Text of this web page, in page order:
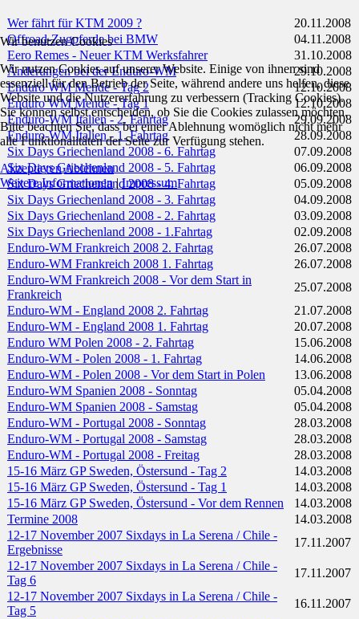
Wer fährt für KTM 2009 ?
20.11.2008
Offroad-Zugpferde bei BMW
04.11.2008
Eero Remes - Neuer KTM Werksfahrer
31.10.2008
Änderungen bei der Enduro-WM
29.10.2008
Enduro WM Mende - Tag 2
12.10.2008
Enduro WM Mende - Tag 1
12.10.2008
Enduro-WM Italien - 2. Fahrtag
29.09.2008
Enduro-WM Italien - 1. Fahrtag
28.09.2008
Six Days Griechenland 2008 - 6. Fahrtag
07.09.2008
Six Days Griechenland 2008 - 5. Fahrtag
06.09.2008
Six Days Griechenland 2008 - 4. Fahrtag
05.09.2008
Six Days Griechenland 2008 - 3. Fahrtag
04.09.2008
Six Days Griechenland 2008 - 2. Fahrtag
03.09.2008
Six Days Griechenland 2008 - 1.Fahrtag
02.09.2008
Enduro-WM Frankreich 2008 2. Fahrtag
26.07.2008
Enduro-WM Frankreich 2008 1. Fahrtag
26.07.2008
Enduro-WM Frankreich 2008 - Vor dem Start in
Frankreich
25.07.2008
Enduro-WM - England 2008 2. Fahrtag
21.07.2008
Enduro-WM - England 2008 1. Fahrtag
20.07.2008
Enduro WM Polen 2008 - 2. Fahrtag
15.06.2008
Enduro-WM - Polen 2008 - 1. Fahrtag
14.06.2008
Enduro-WM - Polen 2008 - Vor dem Start in Polen
13.06.2008
Enduro-WM Spanien 2008 - Sonntag
05.04.2008
Enduro-WM Spanien 2008 - Samstag
05.04.2008
Enduro-WM - Portugal 2008 - Sonntag
28.03.2008
Enduro-WM - Portugal 2008 - Samstag
28.03.2008
Enduro-WM - Portugal 2008 - Freitag
28.03.2008
15-16 März GP Sweden, Östersund - Tag 2
14.03.2008
15-16 März GP Sweden, Östersund - Tag 1
14.03.2008
15-16 März GP Sweden, Östersund - Vor dem Rennen
14.03.2008
Termine 2008
14.03.2008
12-17 November 2007 Sixdays in La Serena / Chile -
Ergebnisse
17.11.2007
12-17 November 2007 Sixdays in La Serena / Chile -
Tag 6
17.11.2007
12-17 November 2007 Sixdays in La Serena / Chile -
Tag 5
16.11.2007
Wir benutzen Cookies
Wir nutzen Cookies auf unserer Website. Einige von ihnen sind
essenziell für den Betrieb der Seite, während andere uns helfen, diese
Website und die Nutzererfahrung zu verbessern (Tracking Cookies).
Sie können selbst entscheiden, ob Sie die Cookies zulassen möchten.
Bitte beachten Sie, dass bei einer Ablehnung womöglich nicht mehr
alle Funktionalitäten der Seite zur Verfügung stehen.
AkzeptierenAblehnen
Weitere Informationen|Impressum